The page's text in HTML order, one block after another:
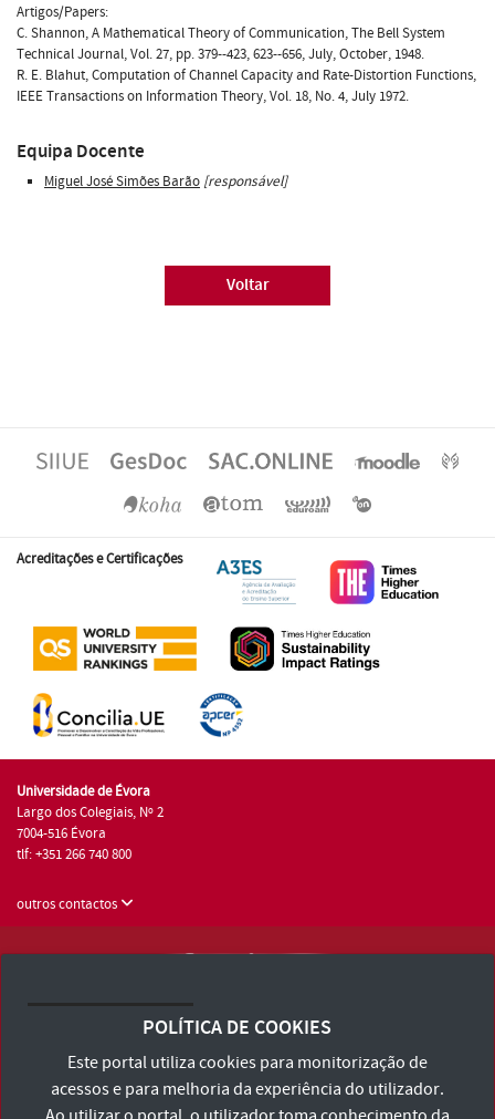
Artigos/Papers:
C. Shannon, A Mathematical Theory of Communication, The Bell System
Technical Journal, Vol. 27, pp. 379--423, 623--656, July, October, 1948.
R. E. Blahut, Computation of Channel Capacity and Rate-Distortion Functions,
IEEE Transactions on Information Theory, Vol. 18, No. 4, July 1972.
Equipa Docente
Miguel José Simões Barão [responsável]
Voltar
Acreditações e Certificações
Universidade de Évora
Largo dos Colegiais, Nº 2
7004-516 Évora
tlf: +351 266 740 800
outros contactos
Consulte os Termos e Condições e Política de Privacidade
Declaração de Acessibilidade
POLÍTICA DE COOKIES
Este portal utiliza cookies para monitorização de
acessos e para melhoria da experiência do utilizador.